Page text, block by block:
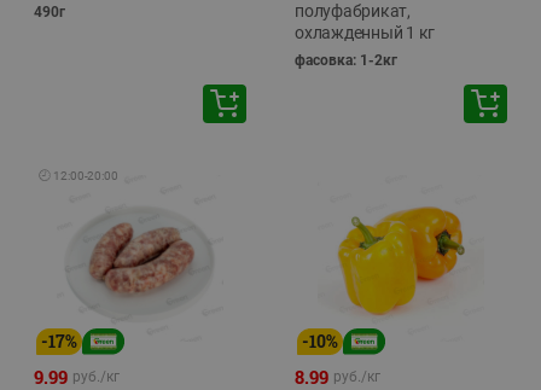
490г
полуфабрикат,
охлажденный 1 кг
фасовка: 1-2кг
🕘 12:00-20:00
-17%
9.99 руб./кг
-10%
8.99 руб./кг